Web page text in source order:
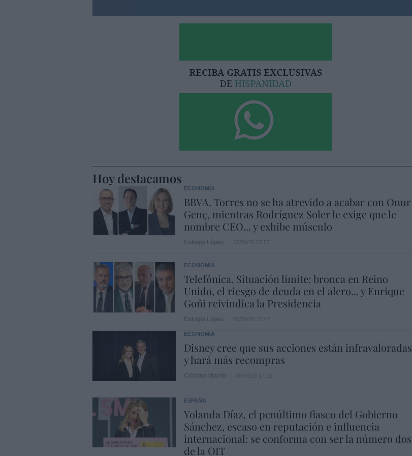
Hoy destacamos
ECONOMÍA
BBVA. Torres no se ha atrevido a acabar con Onur
Genç, mientras Rodríguez Soler le exige que le
nombre CEO... y exhibe músculo
ECONOMÍA
Telefónica. Situación límite: bronca en Reino
Unido, el riesgo de deuda en el alero... y Enrique
Goñi reivindica la Presidencia
ECONOMÍA
Disney cree que sus acciones están infravaloradas
y hará más recompras
ESPAÑA
Yolanda Díaz, el penúltimo fiasco del Gobierno
Sánchez, escaso en reputación e influencia
internacional: se conforma con ser la número dos
de la OIT